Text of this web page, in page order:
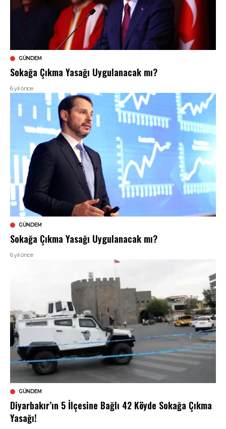
GÜNDEM
Sokağa Çıkma Yasağı Uygulanacak mı?
6 yıl önce
GÜNDEM
Sokağa Çıkma Yasağı Uygulanacak mı?
6 yıl önce
GÜNDEM
Diyarbakır’ın 5 İlçesine Bağlı 42 Köyde Sokağa Çıkma
Yasağı!